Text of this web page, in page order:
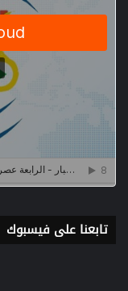
تابعنا على فيسبوك